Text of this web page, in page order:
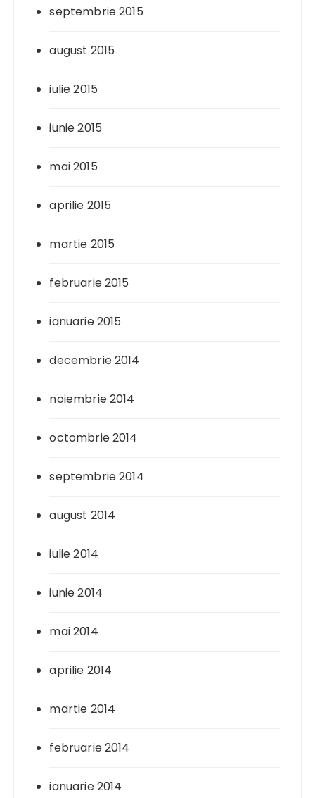
septembrie 2015
august 2015
iulie 2015
iunie 2015
mai 2015
aprilie 2015
martie 2015
februarie 2015
ianuarie 2015
decembrie 2014
noiembrie 2014
octombrie 2014
septembrie 2014
august 2014
iulie 2014
iunie 2014
mai 2014
aprilie 2014
martie 2014
februarie 2014
ianuarie 2014